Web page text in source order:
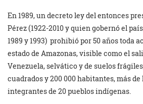
En 1989, un decreto ley del entonces
Pérez (1922-2010 y quien gobernó el
1989 y 1993) prohibió por 50 años toda
estado de Amazonas, visible como el
Venezuela, selvático y de suelos
cuadrados y 200 000 habitantes, más
integrantes de 20 pueblos indígenas.